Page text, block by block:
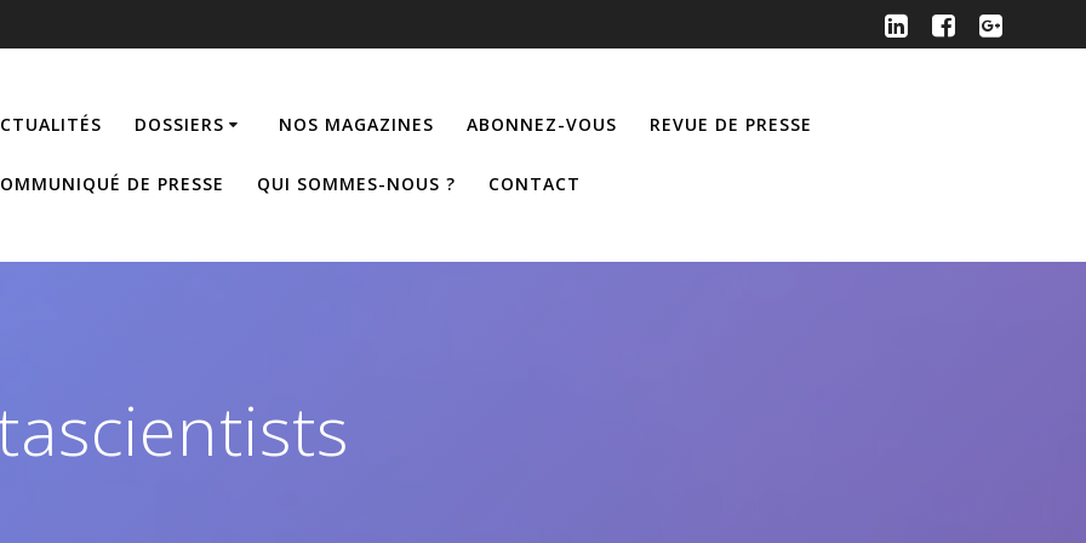
DOSSIERS NOS MAGAZINES ABONNEZ-VOUS REVUE DE PRESSE
DE PRESSE QUI SOMMES-NOUS ? CONTACT